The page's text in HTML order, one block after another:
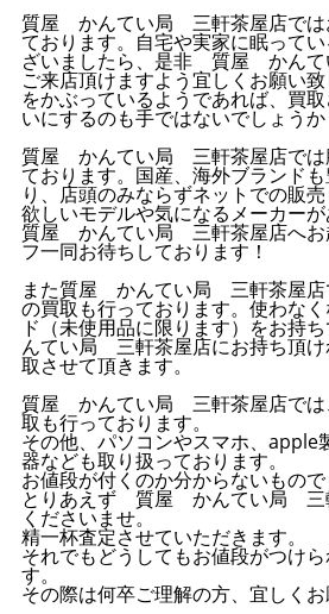
質屋 かんてい局 三軒茶屋店では
ております。自宅や実家に眠って
ざいましたら、是非 質屋 かん
ご来店頂けますよう宜しくお願い
をかぶっているようであれば、買
いにするのも手ではないでしょうか
質屋 かんてい局 三軒茶屋店では
ております。国産、海外ブランド
り、店頭のみならずネットでの販
欲しいモデルや気になるメーカー
質屋 かんてい局 三軒茶屋店へお
フ一同お待ちしております！
また質屋 かんてい局 三軒茶屋店
の買取も行っております。使わな
ド（未使用品に限ります）をお持
んてい局 三軒茶屋店にお持ち頂け
取させて頂きます。
質屋 かんてい局 三軒茶屋店では
取も行っております。
その他、パソコンやスマホ、apple
器なども取り扱っております。
お値段が付くのか分からないもので
とりあえず 質屋 かんてい局 三
くださいませ。
精一杯査定させていただきます。
それでもどうしてもお値段がつけ
す。
その際は何卒ご理解の方、宜しくお